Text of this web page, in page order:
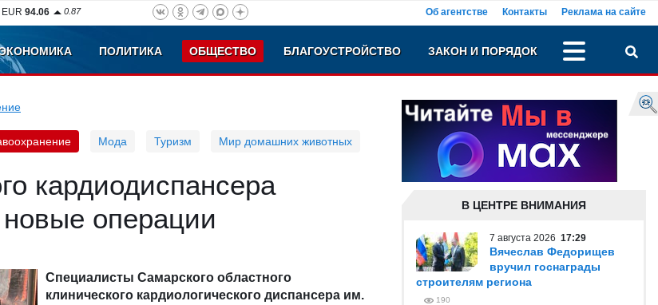
EUR 94.06 0.87 Об агентстве Контакты Реклама на сайте
ПОЛИТИКА ОБЩЕСТВО БЛАГОУСТРОЙСТВО ЗАКОН И ПОРЯДОК
Мода Туризм Мир домашних животных
кардиодиспансера
операции
Специалисты Самарского областного
клинического кардиологического диспансера им.
В ЦЕНТРЕ ВНИМАНИЯ
7 августа 2026 17:29
Вячеслав Федорищев
вручил госнаграды
строителям региона
190